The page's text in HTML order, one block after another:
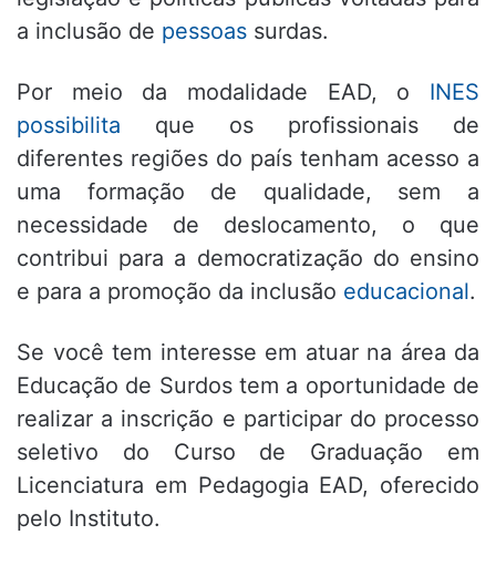
a inclusão de pessoas surdas.
Por meio da modalidade EAD, o INES
possibilita que os profissionais de
diferentes regiões do país tenham acesso a
uma formação de qualidade, sem a
necessidade de deslocamento, o que
contribui para a democratização do ensino
e para a promoção da inclusão educacional.
Se você tem interesse em atuar na área da
Educação de Surdos tem a oportunidade de
realizar a inscrição e participar do processo
seletivo do Curso de Graduação em
Licenciatura em Pedagogia EAD, oferecido
pelo Instituto.